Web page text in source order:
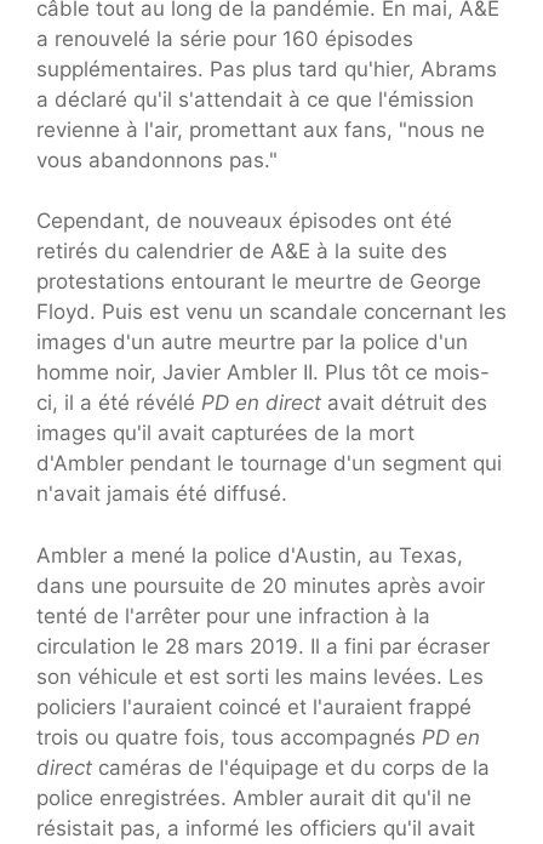
câble tout au long de la pandémie. En mai, A&E
a renouvelé la série pour 160 épisodes
supplémentaires. Pas plus tard qu'hier, Abrams
a déclaré qu'il s'attendait à ce que l'émission
revienne à l'air, promettant aux fans, "nous ne
vous abandonnons pas."
Cependant, de nouveaux épisodes ont été
retirés du calendrier de A&E à la suite des
protestations entourant le meurtre de George
Floyd. Puis est venu un scandale concernant les
images d'un autre meurtre par la police d'un
homme noir, Javier Ambler II. Plus tôt ce mois-
ci, il a été révélé PD en direct avait détruit des
images qu'il avait capturées de la mort
d'Ambler pendant le tournage d'un segment qui
n'avait jamais été diffusé.
Ambler a mené la police d'Austin, au Texas,
dans une poursuite de 20 minutes après avoir
tenté de l'arrêter pour une infraction à la
circulation le 28 mars 2019. Il a fini par écraser
son véhicule et est sorti les mains levées. Les
policiers l'auraient coincé et l'auraient frappé
trois ou quatre fois, tous accompagnés PD en
direct caméras de l'équipage et du corps de la
police enregistrées. Ambler aurait dit qu'il ne
résistait pas, a informé les officiers qu'il avait